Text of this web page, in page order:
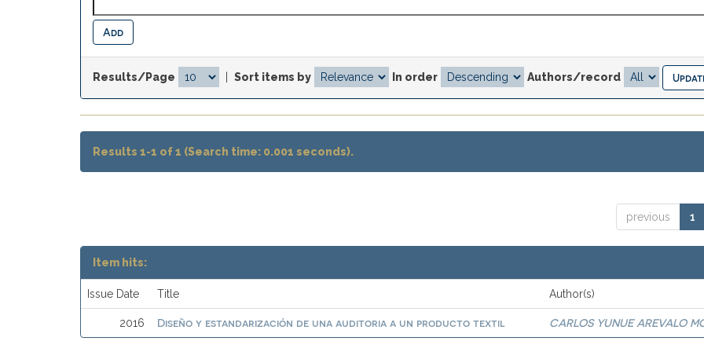
Results/Page Sort items by In order Authors/record
Results 1-1 of 1 (Search time: 0.001 seconds).
previous 1
Item hits:
Issue Date Title Author(s)
2016 Diseño y estandarización de una auditoria a un producto textil CARLOS YUNUE AREVALO